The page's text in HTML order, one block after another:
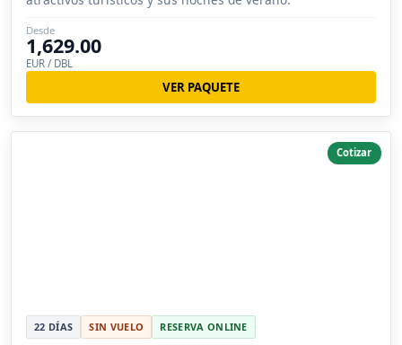
Desde
1,629.00
EUR / DBL
VER PAQUETE
Cotizar
22 DÍAS SIN VUELO RESERVA ONLINE